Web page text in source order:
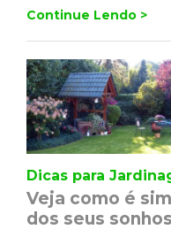
Continue Lendo >
Dicas para
Veja como é
dos seus sonhos